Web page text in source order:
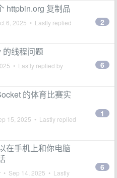
httpbin.org 复制品
6, 2025 • Lastly replied
2
的线程问题
• Lastly replied by 6
的体育比赛实
15, 2025 • Lastly replied
1
在手机上和你电脑
• Sep 14, 2025 • Lastly
6